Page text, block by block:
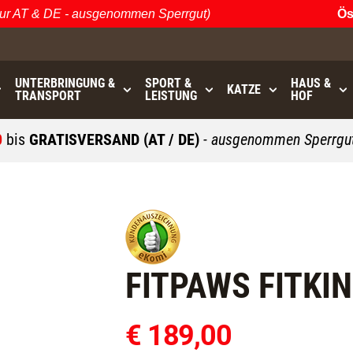
& DE - ausgenommen Sperrgut)
UNTERBRINGUNG &
TRANSPORT
SPORT &
LEISTUNG
KATZE
HAUS &
HOF
bis GRATISVERSAND (AT / DE)- ausgenommen
FITPAWS
€ 189,00